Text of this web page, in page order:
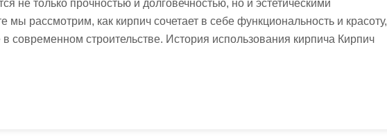
не только прочностью и долговечностью, но и эстетическими
мы рассмотрим, как кирпич сочетает в себе функциональность и красоту,
современном строительстве. История использования кирпича Кирпич